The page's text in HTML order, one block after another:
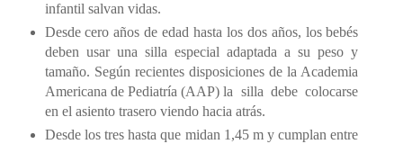
infantil salvan vidas.
Desde cero años de edad hasta los dos años, los bebés
deben usar una silla especial adaptada a su peso y
tamaño. Según recientes disposiciones de la Academia
Americana de Pediatría (AAP) la silla debe colocarse
en el asiento trasero viendo hacia atrás.
Desde los tres hasta que midan 1,45 m y cumplan entre